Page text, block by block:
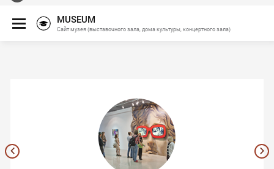
MUSEUM
Сайт музея (выставочного зала, дома культуры, концертного зала)